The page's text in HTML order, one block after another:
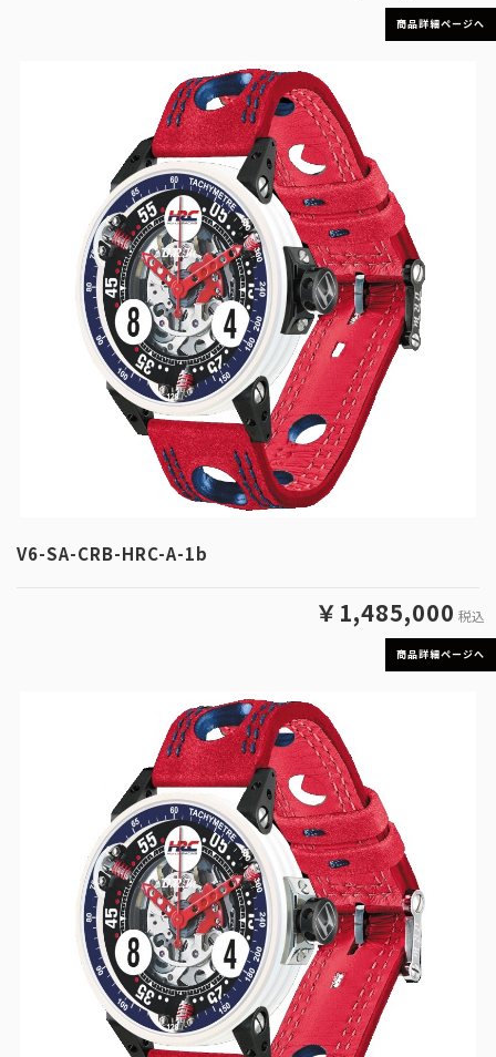
商品詳細ページへ
V6-SA-CRB-HRC-A-1b
￥1,485,000 税込
商品詳細ページへ